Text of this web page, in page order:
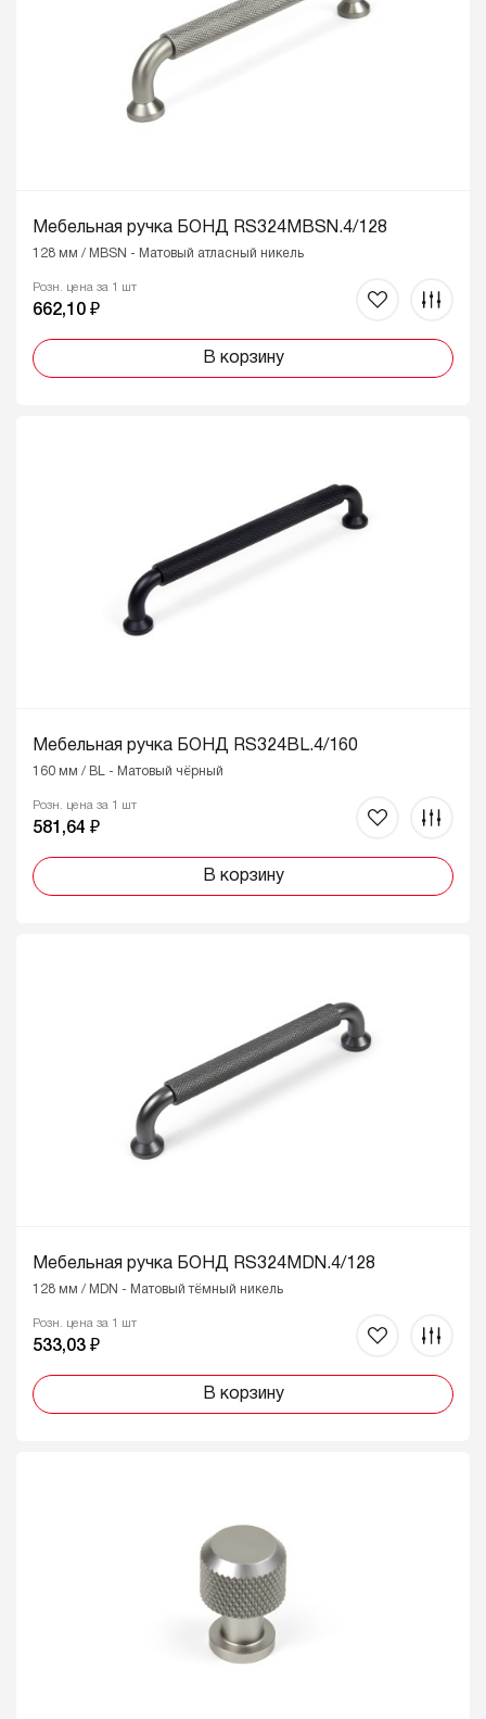
Мебельная ручка БОНД RS324MBSN.4/128
128 мм / MBSN - Матовый атласный никель
Розн. цена за 1 шт
662,10 ₽
В корзину
Мебельная ручка БОНД RS324BL.4/160
160 мм / BL - Матовый чёрный
Розн. цена за 1 шт
581,64 ₽
В корзину
Мебельная ручка БОНД RS324MDN.4/128
128 мм / MDN - Матовый тёмный никель
Розн. цена за 1 шт
533,03 ₽
В корзину